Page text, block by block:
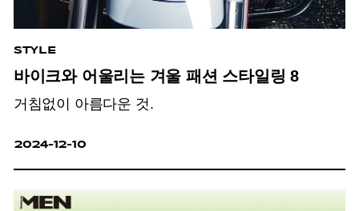
STYLE
바이크와 어울리는 겨울 패션 스타일링 8
거침없이 아름다운 것.
2024-12-10